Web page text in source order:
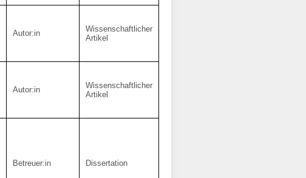
Autor:in
Wissenschaftlicher
Artikel
Autor:in
Wissenschaftlicher
Artikel
Betreuer:in Dissertation